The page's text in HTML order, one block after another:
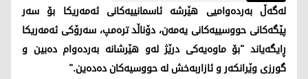
لەگەڵ بەردەوامیی هێرشە ئاسمانییەکانی ئەمەریکا بۆ سەر
پێگەکانی حووسییەکانی یەمەن، دۆناڵد ترەمپ، سەرۆکی ئەمەریکا
ڕایگەیاند "بۆ ماوەیەکی درێژ لەو هێرشانە بەردەوام دەبین و
گورزی وێرانکەر و ئازاربەخش لە حووسیەکان دەدەین."